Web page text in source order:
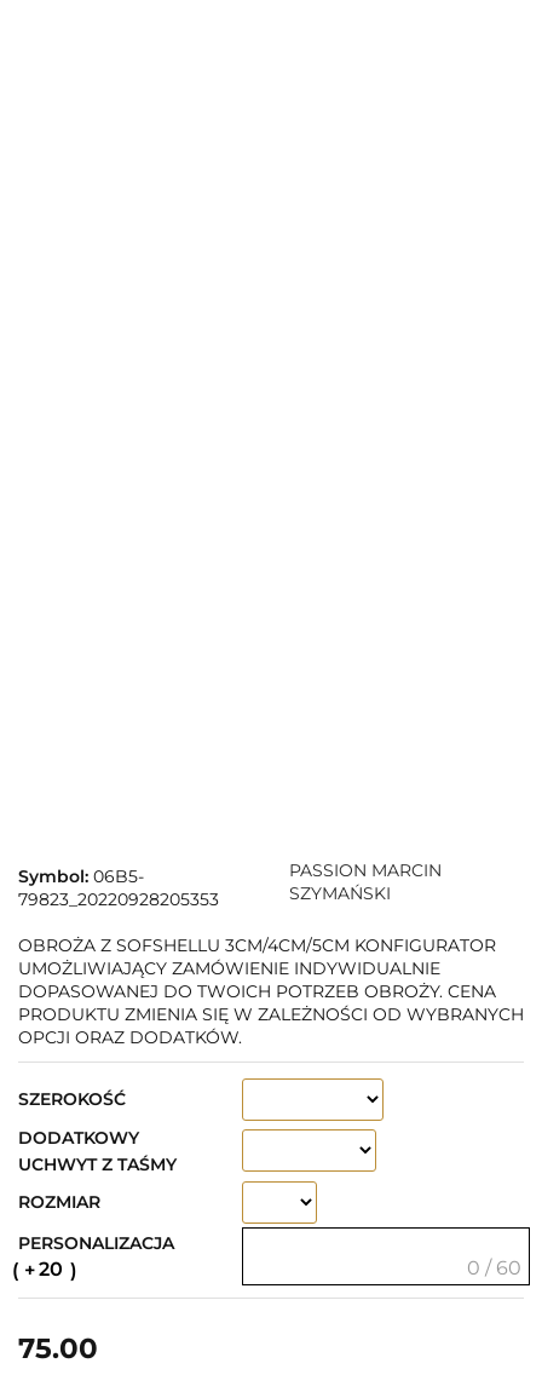
Symbol: 06B5-
79823_20220928205353
PASSION MARCIN
SZYMAŃSKI
OBROŻA Z SOFSHELLU 3CM/4CM/5CM KONFIGURATOR
UMOŻLIWIAJĄCY ZAMÓWIENIE INDYWIDUALNIE
DOPASOWANEJ DO TWOICH POTRZEB OBROŻY. CENA
PRODUKTU ZMIENIA SIĘ W ZALEŻNOŚCI OD WYBRANYCH
OPCJI ORAZ DODATKÓW.
SZEROKOŚĆ
DODATKOWY
UCHWYT Z TAŚMY
ROZMIAR
PERSONALIZACJA
20 0 / 60
75.00